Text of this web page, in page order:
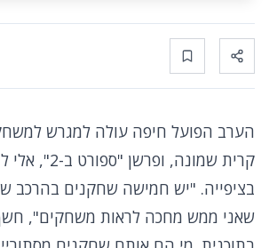
Share
Bookmark
הערב הפועל חיפה עולה למגרש
קרית שמונה,
בציפייה. "יש חמישה שחקנים בהרכב
שאני ממש מחכה לראות משחקים",